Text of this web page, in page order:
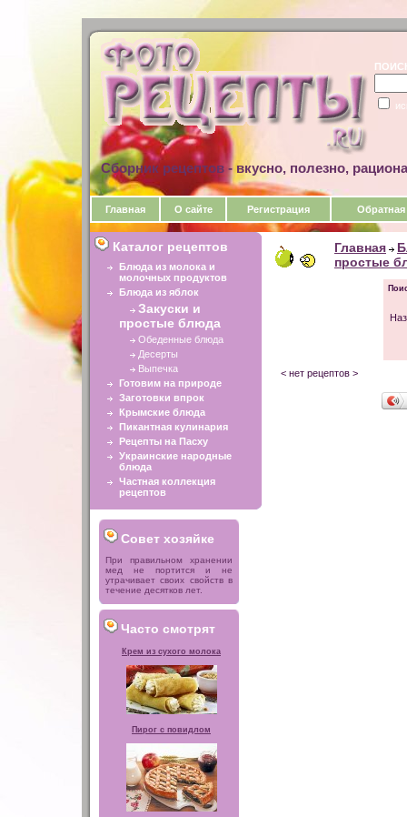
Сборник рецептов - вкусно, полезно,
Главная О сайте Регистрация Обратная
Каталог рецептов
Блюда из молока и
молочных продуктов
Блюда из яблок
Закуски и
простые блюда
Обеденные блюда
Десерты
Выпечка
Готовим на природе
Заготовки впрок
Крымские блюда
Пикантная кулинария
Рецепты на Пасху
Украинские народные
блюда
Частная коллекция
рецептов
Совет хозяйке
При правильном хранении
мед не портится и не
утрачивает своих свойств в
течение десятков лет.
Часто смотрят
Крем из сухого молока
Пирог с повидлом
Главная
простые
< нет рецептов >